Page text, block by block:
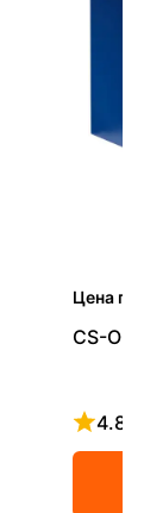
Цена по
CS-
4.8